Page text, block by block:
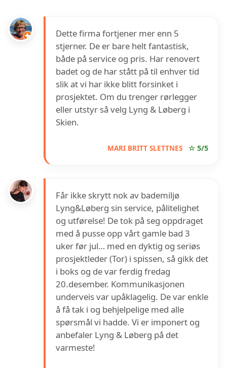
Dette firma fortjener mer enn 5
stjerner. De er bare helt fantastisk,
både på service og pris. Har renovert
badet og de har stått på til enhver tid
slik at vi har ikke blitt forsinket i
prosjektet. Om du trenger rørlegger
eller utstyr så velg Lyng & Løberg i
Skien.
MARI BRITT SLETTNES ☆ 5/5
Får ikke skrytt nok av bademiljø
Lyng&Løberg sin service, pålitelighet
og utførelse! De tok på seg oppdraget
med å pusse opp vårt gamle bad 3
uker før jul… med en dyktig og seriøs
prosjektleder (Tor) i spissen, så gikk det
i boks og de var ferdig fredag
20.desember. Kommunikasjonen
underveis var upåklagelig. De var enkle
å få tak i og behjelpelige med alle
spørsmål vi hadde. Vi er imponert og
anbefaler Lyng & Løberg på det
varmeste!